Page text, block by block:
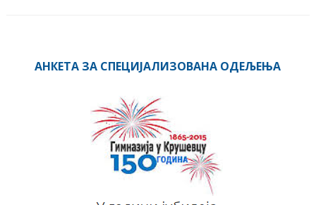
АНКЕТА ЗА СПЕЦИЈАЛИЗОВАНА ОДЕЉЕЊА